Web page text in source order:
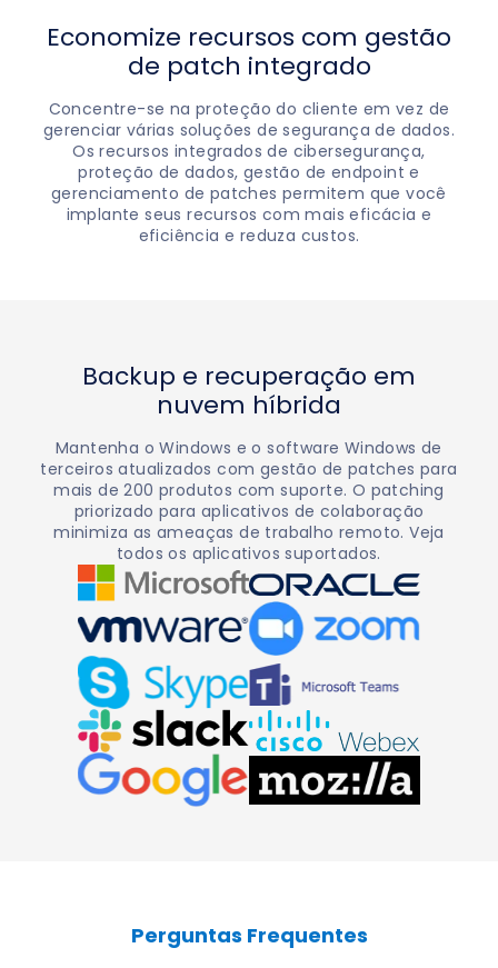
Economize recursos com gestão
de patch integrado
Concentre-se na proteção do cliente em vez de
gerenciar várias soluções de segurança de dados.
Os recursos integrados de cibersegurança,
proteção de dados, gestão de endpoint e
gerenciamento de patches permitem que você
implante seus recursos com mais eficácia e
eficiência e reduza custos.
Backup e recuperação em
nuvem híbrida
Mantenha o Windows e o software Windows de
terceiros atualizados com gestão de patches para
mais de 200 produtos com suporte. O patching
priorizado para aplicativos de colaboração
minimiza as ameaças de trabalho remoto. Veja
todos os aplicativos suportados.
Perguntas Frequentes